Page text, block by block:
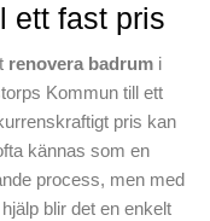
ett fast pris
renovera badrumi
Kommun till ett
pris kan
kännas som en
process, men med
blir det en enkelt